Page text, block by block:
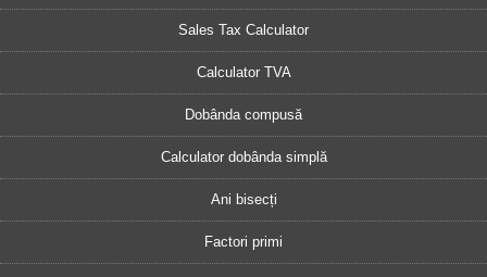
Sales Tax Calculator
Calculator TVA
Dobânda compusă
Calculator dobânda simplă
Ani bisecți
Factori primi